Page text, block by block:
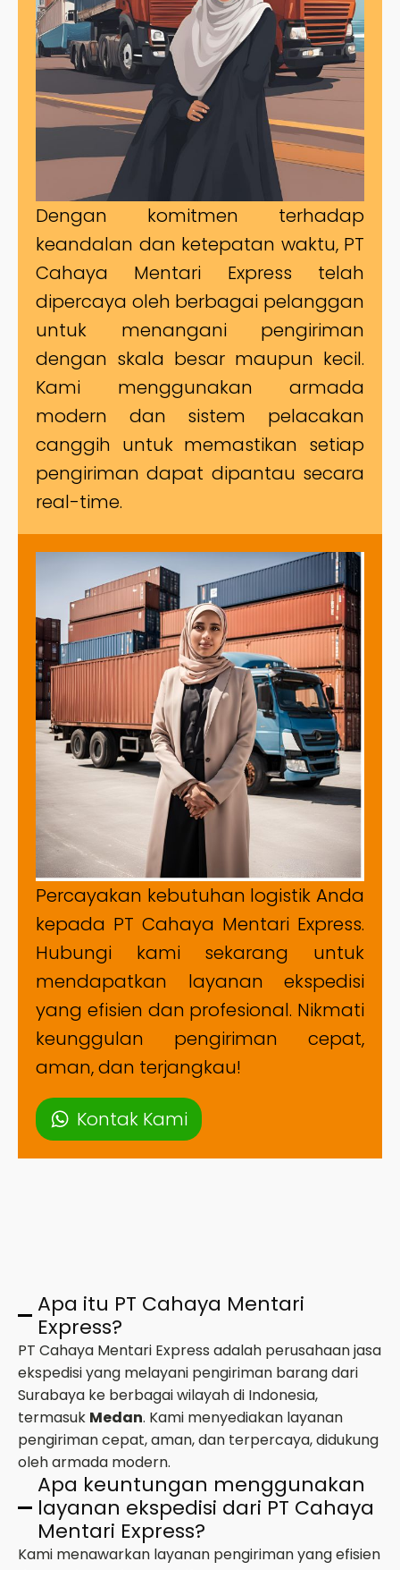
Dengan komitmen terhadap
keandalan dan ketepatan waktu, PT
Cahaya Mentari Express telah
dipercaya oleh berbagai pelanggan
untuk menangani pengiriman
dengan skala besar maupun kecil.
Kami menggunakan armada
modern dan sistem pelacakan
canggih untuk memastikan setiap
pengiriman dapat dipantau secara
real-time.
Percayakan kebutuhan logistik Anda
kepada PT Cahaya Mentari Express.
Hubungi kami sekarang untuk
mendapatkan layanan ekspedisi
yang efisien dan profesional. Nikmati
keunggulan pengiriman cepat,
aman, dan terjangkau!
Kontak Kami
Apa itu PT Cahaya Mentari
Express?
PT Cahaya Mentari Express adalah perusahaan jasa
ekspedisi yang melayani pengiriman barang dari
Surabaya ke berbagai wilayah di Indonesia,
termasuk Medan. Kami menyediakan layanan
pengiriman cepat, aman, dan terpercaya, didukung
oleh armada modern.
Apa keuntungan menggunakan
layanan ekspedisi dari PT Cahaya
Mentari Express?
Kami menawarkan layanan pengiriman yang efisien